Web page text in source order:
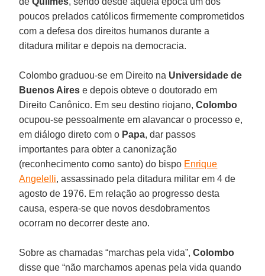
poucos prelados católicos firmemente comprometidos
com a defesa dos direitos humanos durante a
ditadura militar e depois na democracia.
Colombo graduou-se em Direito na Universidade de
Buenos Aires e depois obteve o doutorado em
Direito Canônico. Em seu destino riojano,Colombo
ocupou-se pessoalmente em alavancar o processo e,
em diálogo direto com o Papa, dar passos
importantes para obter a canonização
(reconhecimento como santo) do bispo Enrique
Angelelli, assassinado pela ditadura militar em 4 de
agosto de 1976. Em relação ao progresso desta
causa, espera-se que novos desdobramentos
ocorram no decorrer deste ano.
Sobre as chamadas “marchas pela vida”,Colombo
disse que “não marchamos apenas pela vida quando